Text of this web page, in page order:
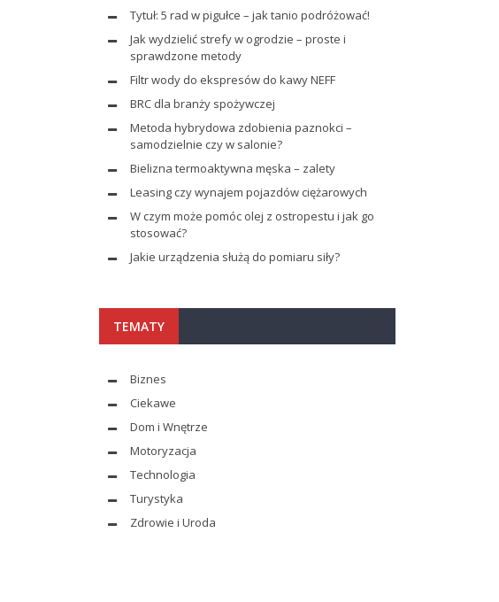
Tytuł: 5 rad w pigułce – jak tanio podróżować!
Jak wydzielić strefy w ogrodzie – proste i
sprawdzone metody
Filtr wody do ekspresów do kawy NEFF
BRC dla branży spożywczej
Metoda hybrydowa zdobienia paznokci –
samodzielnie czy w salonie?
Bielizna termoaktywna męska – zalety
Leasing czy wynajem pojazdów ciężarowych
W czym może pomóc olej z ostropestu i jak go
stosować?
Jakie urządzenia służą do pomiaru siły?
TEMATY
Biznes
Ciekawe
Dom i Wnętrze
Motoryzacja
Technologia
Turystyka
Zdrowie i Uroda